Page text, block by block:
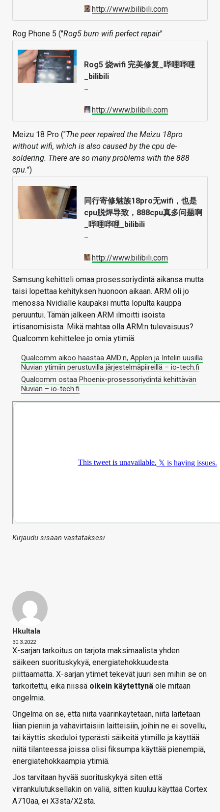
http://www.bilibili.com
Rog Phone 5 ("Rog5 burn wifi perfect repair"
Rog5 烧wifi 完美修复_哔哩哔哩
_bilibili
–
http://www.bilibili.com
Meizu 18 Pro ("The peer repaired the Meizu 18pro
without wifi, which is also caused by the cpu de-
soldering. There are so many problems with the 888
cpu.")
同行寄修魅族18pro无wifi，也是
cpu脱焊导致，888cpu真多问题啊
_哔哩哔哩_bilibili
–
http://www.bilibili.com
Samsung kehitteli omaa prosessoriydintä aikansa mutta
taisi lopettaa kehityksen huonoon aikaan. ARM oli jo
menossa Nvidialle kaupaksi mutta lopulta kauppa
peruuntui. Tämän jälkeen ARM ilmoitti isoista
irtisanomisista. Mikä mahtaa olla ARM:n tulevaisuus?
Qualcomm kehittelee jo omia ytimiä:
Qualcomm aikoo haastaa AMD:n, Applen ja Intelin uusilla
Nuvian ytimiin perustuvilla järjestelmäpiireillä – io-tech.fi
Qualcomm ostaa Phoenix-prosessoriydintä kehittävän
Nuvian – io-tech.fi
Kirjaudu sisään vastataksesi
Hkultala
30.3.2022
X-sarjan tarkoitus on tarjota maksimaalista yhden
säikeen suorituskykyä, energiatehokkuudesta
piittaamatta. X-sarjan ytimet tekevät juuri sen mihin se on
tarkoitettu, eikä niissä oikein käytettynä ole mitään
ongelmia.
Ongelma on se, että niitä väärinkäytetään, niitä laitetaan
liian pieniin ja vähävirtaisiin laitteisiin, joihin ne ei sovellu,
tai käyttis skeduloi typerästi säikeitä ytimille ja käyttää
niitä tilanteessa joissa olisi fiksumpa käyttää pienempiä,
energiatehokkaampia ytimiä.
Jos tarvitaan hyvää suorituskykyä siten että
virrankulutuksellakin on väliä, sitten kuuluu käyttää Cortex
A710aa, ei X3sta/X2sta.